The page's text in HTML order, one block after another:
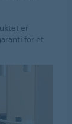
er
for et